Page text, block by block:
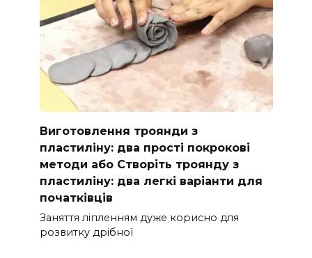
Виготовлення троянди з
пластиліну: два прості покрокові
методи або Створіть троянду з
пластиліну: два легкі варіанти для
початківців
Заняття ліпленням дуже корисно для
розвитку дрібної